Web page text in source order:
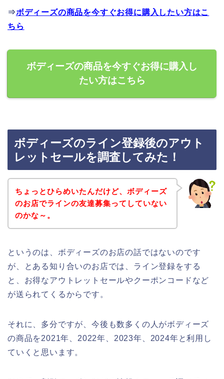
⇒ボディーズの商品を今すぐお得に購入したい方はこ
ちら
ボディーズの商品を今すぐお得に購入し
たい方はこちら
ボディーズのライン登録後のアウト
レットセールを調査してみた！
ちょっとひらめいたんだけど、ボディーズ
のお店でラインの友達募集ってしていない
のかな～。
というのは、ボディーズのお店の話ではないのです
が、とある知り合いのお店では、ライン登録をする
と、お得なアウトレットセールやクーポンコードなど
が送られてくるからです。
それに、多分ですが、今後も数多くの人がボディーズ
の商品を2021年、2022年、2023年、2024年と利用し
ていくと思います。